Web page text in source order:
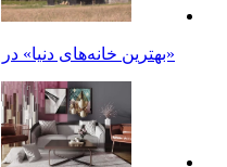
«بهترین خانه‌های دنیا»